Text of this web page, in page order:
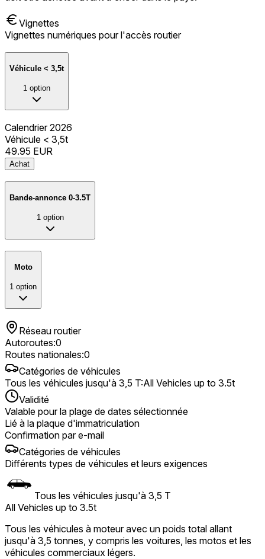
Vignettes
Vignettes numériques pour l'accès routier
Véhicule < 3,5t
1 option
Calendrier 2026
Véhicule < 3,5t
49.95 EUR
Achat
Bande-annonce 0-3.5T
1 option
Moto
1 option
Réseau routier
Autoroutes:0
Routes nationales:0
Catégories de véhicules
Tous les véhicules jusqu'à 3,5 T:All Vehicles up to 3.5t
Validité
Valable pour la plage de dates sélectionnée
Lié à la plaque d'immatriculation
Confirmation par e-mail
Catégories de véhicules
Différents types de véhicules et leurs exigences
Tous les véhicules jusqu'à 3,5 T
All Vehicles up to 3.5t
Tous les véhicules à moteur avec un poids total allant
jusqu'à 3,5 tonnes, y compris les voitures, les motos et les
véhicules commerciaux légers.